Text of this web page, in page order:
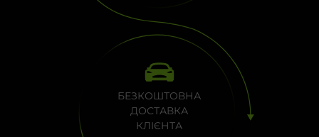
БЕЗКОШТОВНА
ДОСТАВКА
КЛІЄНТА